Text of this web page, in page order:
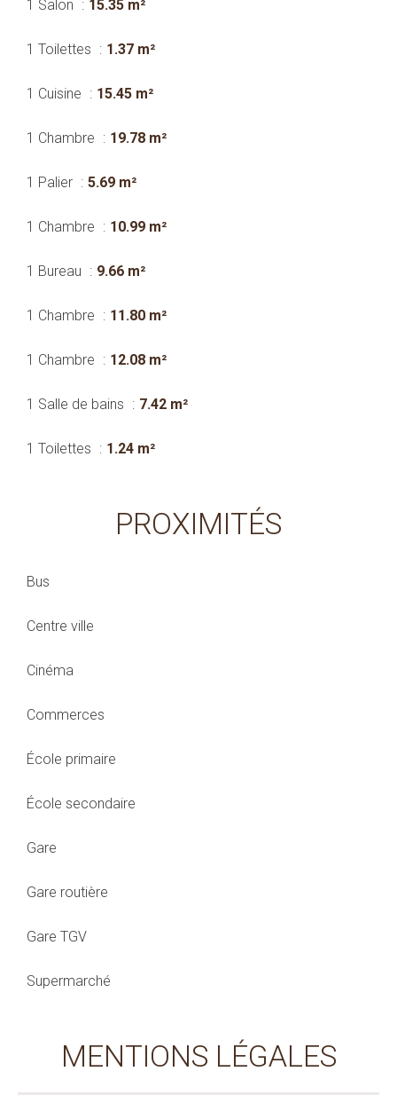
1 Salon 15.35 m²
1 Toilettes 1.37 m²
1 Cuisine 15.45 m²
1 Chambre 19.78 m²
1 Palier 5.69 m²
1 Chambre 10.99 m²
1 Bureau 9.66 m²
1 Chambre 11.80 m²
1 Chambre 12.08 m²
1 Salle de bains 7.42 m²
1 Toilettes 1.24 m²
PROXIMITÉS
Bus
Centre ville
Cinéma
Commerces
École primaire
École secondaire
Gare
Gare routière
Gare TGV
Supermarché
MENTIONS LÉGALES